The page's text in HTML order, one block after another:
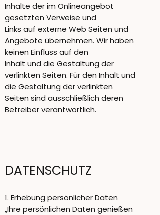
Inhalte der im Onlineangebot
gesetzten Verweise und
Links auf externe Web Seiten und
Angebote übernehmen. Wir haben
keinen Einfluss auf den
Inhalt und die Gestaltung der
verlinkten Seiten. Für den Inhalt und
die Gestaltung der verlinkten
Seiten sind ausschließlich deren
Betreiber verantwortlich.
DATENSCHUTZ
1. Erhebung persönlicher Daten
„Ihre persönlichen Daten genießen